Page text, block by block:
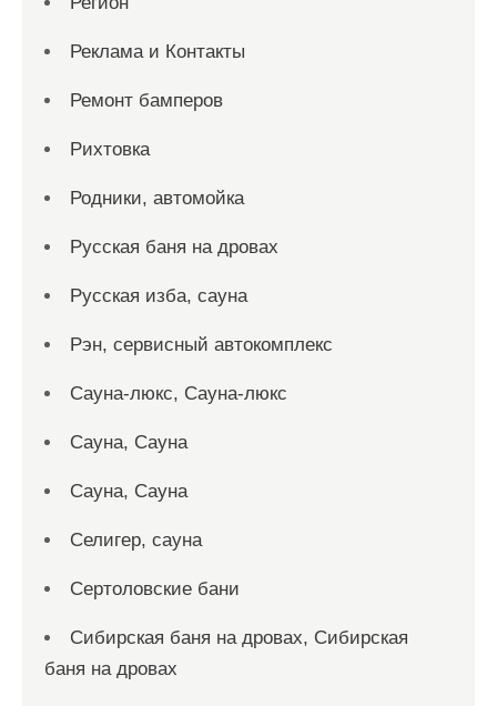
Реклама и Контакты
Ремонт бамперов
Рихтовка
Родники, автомойка
Русская баня на дровах
Русская изба, сауна
Рэн, сервисный автокомплекс
Сауна-люкс, Сауна-люкс
Сауна, Сауна
Сауна, Сауна
Селигер, сауна
Сертоловские бани
Сибирская баня на дровах, Сибирская
баня на дровах